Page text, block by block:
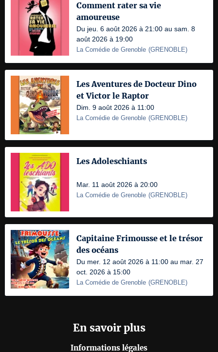
Comment rater sa vie
amoureuse
Du jeu. 6 août 2026 à 21:00 au sam. 8
août 2026 à 19:00
La Comédie de Grenoble (GRENOBLE)
Les Aventures de Docteur Dino
et Victor le Raptor
Dim. 9 août 2026 à 11:00
La Comédie de Grenoble (GRENOBLE)
Les Adoleschiants
Mar. 11 août 2026 à 20:00
La Comédie de Grenoble (GRENOBLE)
Capitaine Frimousse et le trésor
des océans
Du mer. 12 août 2026 à 11:00 au mar. 27
oct. 2026 à 15:00
La Comédie de Grenoble (GRENOBLE)
En savoir plus
Informations légales